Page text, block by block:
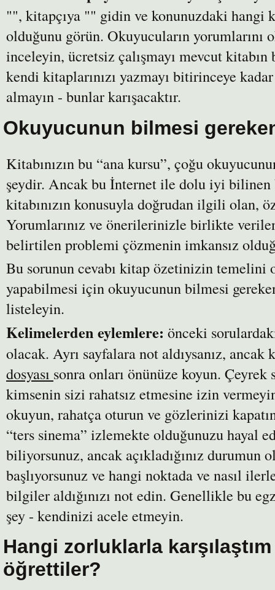
"", kitapçıya "" gidin ve konunuzdaki hangi
olduğunu görün. Okuyucuların yorumlarını
inceleyin, ücretsiz çalışmayı mevcut
kendi kitaplarınızı yazmayı bitirinceye
almayın - bunlar karışacaktır.
Okuyucunun bilmesi
Kitabınızın bu “ana kursu”, çoğu
şeydir. Ancak bu İnternet ile dolu iyi
kitabınızın konusuyla doğrudan ilgili olan,
Yorumlarınız ve önerilerinizle birlikte
belirtilen problemi çözmenin imkansız
Bu sorunun cevabı kitap özetinizin temelini
yapabilmesi için okuyucunun bilmesi
listeleyin.
Kelimelerden eylemlere: önceki
olacak. Ayrı sayfalara not aldıysanız, ancak
dosyası sonra onları önünüze koyun.
kimsenin sizi rahatsız etmesine izin
okuyun, rahatça oturun ve gözlerinizi
“ters sinema” izlemekte olduğunuzu hayal
biliyorsunuz, ancak açıkladığınız durumun
başlıyorsunuz ve hangi noktada ve nasıl
bilgiler aldığınızı not edin. Genellikle bu
şey - kendinizi acele etmeyin.
Hangi zorluklarla
öğrettiler?